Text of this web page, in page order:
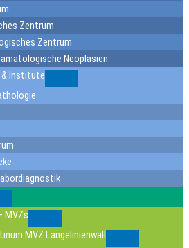
Zentrum
Zentrum
Neoplasien
& Institute
MVZs
MVZ Langelinienwall